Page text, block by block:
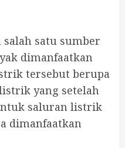
satu sumber
dimanfaatkan
tersebut berupa
yang setelah
saluran listrik
dimanfaatkan